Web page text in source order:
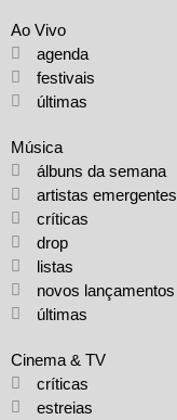
Ao Vivo
agenda
festivais
últimas
Música
álbuns da semana
artistas emergentes
críticas
drop
listas
novos lançamentos
últimas
Cinema & TV
críticas
estreias